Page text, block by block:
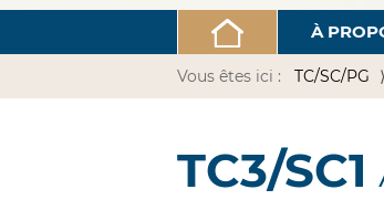
À
Vous êtes ici : TC/SC/PG
TC3/SC1